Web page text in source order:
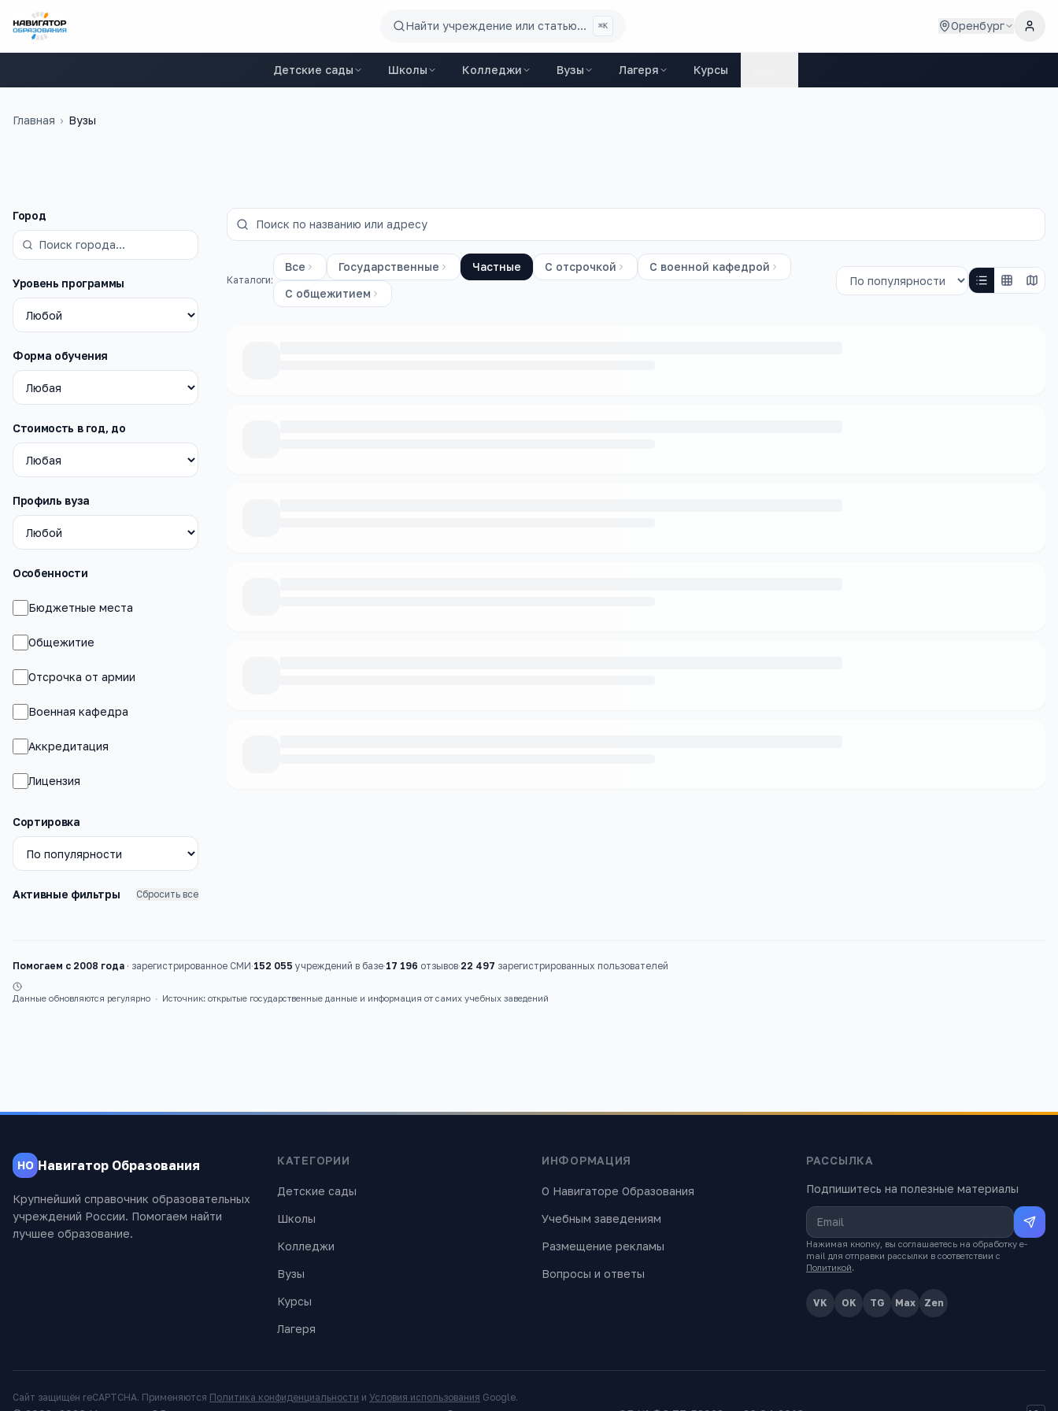
Найти учреждение или статью... ⌘K Оренбург
Детские сады Школы Колледжи Вузы Лагеря Курсы
Главная › Вузы
Фильтры
Город
Уровень программы
Форма обучения
Стоимость в год, до
Профиль вуза
Особенности
Бюджетные места
Общежитие
Отсрочка от армии
Военная кафедра
Аккредитация
Лицензия
Сортировка
Активные фильтры Сбросить все
Каталоги:
Все Государственные Частные С отсрочкой
С военной кафедрой
С общежитием
Помогаем с 2008 года · зарегистрированное СМИ·152 055 учреждений в базе·17 196 отзывов·22 497 зарегистрированных пользователей
Данные обновляются регулярно · Источник: открытые государственные данные и информация от самих учебных заведений
НО Навигатор Образования
Крупнейший справочник образовательных
учреждений России. Помогаем найти
лучшее образование.
КАТЕГОРИИ
Детские сады
Школы
Колледжи
Вузы
Курсы
Лагеря
ИНФОРМАЦИЯ
О Навигаторе Образования
Учебным заведениям
Размещение рекламы
Вопросы и ответы
РАССЫЛКА
Подпишитесь на полезные материалы
Нажимая кнопку, вы соглашаетесь на обработку e-
mail для отправки рассылки в соответствии с
Политикой.
VK OK TG Max Zen
Сайт защищён reCAPTCHA. Применяются Политика конфиденциальности и Условия использования Google.